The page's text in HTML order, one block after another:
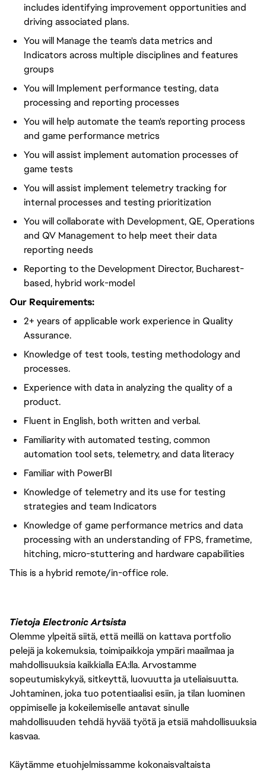
includes identifying improvement opportunities and
driving associated plans.
You will Manage the team's data metrics and
Indicators across multiple disciplines and features
groups
You will Implement performance testing, data
processing and reporting processes
You will help automate the team's reporting process
and game performance metrics
You will assist implement automation processes of
game tests
You will assist implement telemetry tracking for
internal processes and testing prioritization
You will collaborate with Development, QE, Operations
and QV Management to help meet their data
reporting needs
Reporting to the Development Director, Bucharest-
based, hybrid work-model
Our Requirements:
2+ years of applicable work experience in Quality
Assurance.
Knowledge of test tools, testing methodology and
processes.
Experience with data in analyzing the quality of a
product.
Fluent in English, both written and verbal.
Familiarity with automated testing, common
automation tool sets, telemetry, and data literacy
Familiar with PowerBI
Knowledge of telemetry and its use for testing
strategies and team Indicators
Knowledge of game performance metrics and data
processing with an understanding of FPS, frametime,
hitching, micro-stuttering and hardware capabilities
This is a hybrid remote/in-office role.
Tietoja Electronic Artsista
Olemme ylpeitä siitä, että meillä on kattava portfolio
pelejä ja kokemuksia, toimipaikkoja ympäri maailmaa ja
mahdollisuuksia kaikkialla EA:lla. Arvostamme
sopeutumiskykyä, sitkeyttä, luovuutta ja uteliaisuutta.
Johtaminen, joka tuo potentiaalisi esiin, ja tilan luominen
oppimiselle ja kokeilemiselle antavat sinulle
mahdollisuuden tehdä hyvää työtä ja etsiä mahdollisuuksia
kasvaa.
Käytämme etuohjelmissamme kokonaisvaltaista